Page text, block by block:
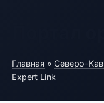
Главная » Северо-
Expert Link